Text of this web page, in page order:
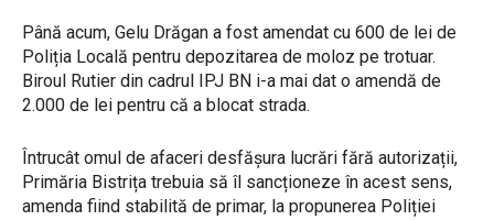
Până acum, Gelu Drăgan a fost amendat cu 600 de lei de
Poliția Locală pentru depozitarea de moloz pe trotuar.
Biroul Rutier din cadrul IPJ BN i-a mai dat o amendă de
2.000 de lei pentru că a blocat strada.
Întrucât omul de afaceri desfășura lucrări fără autorizații,
Primăria Bistrița trebuia să îl sancționeze în acest sens,
amenda fiind stabilită de primar, la propunerea Poliției